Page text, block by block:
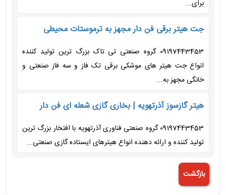
برای...
جت هیتر برقی فن دار مجهز به ترموستات محیطی
09197443453 گروه صنعتی تی تاک بزرگ ترین تولید کننده
انواع جت هیتر های موشکی برقی تک فاز و سه فاز صنعتی و
خانگی مجهز به...
هیتر گازسوز آذرتهویه | بخاری گازی شعله ای فن دار
09197443453 گروه صنعتی فناوری آذرتهویه با افتخار بزرگ ترین
تولید کننده و ارائه دهنده انواع هیترهای ایستاده گازی صنعتی...